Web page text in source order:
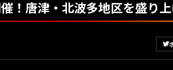
！唐津・北波多地区を盛り